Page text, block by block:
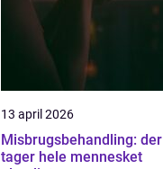
13 april 2026
Misbrugsbehandling: der
tager hele mennesket